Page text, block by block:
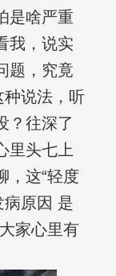
是啥严重
我，说实
题，究竟
种说法，听
？往深了
里头七上
，这“轻度
病原因 是
家心里有